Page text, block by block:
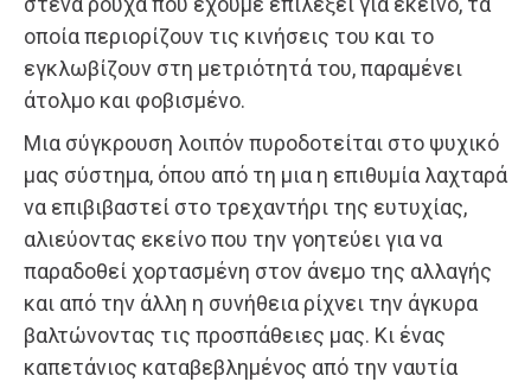
οποία περιορίζουν τις κινήσεις του και το
εγκλωβίζουν στη μετριότητά του, παραμένει
άτολμο και φοβισμένο.
Μια σύγκρουση λοιπόν πυροδοτείται στο ψυχικό
μας σύστημα, όπου από τη μια η επιθυμία λαχταρά
να επιβιβαστεί στο τρεχαντήρι της ευτυχίας,
αλιεύοντας εκείνο που την γοητεύει για να
παραδοθεί χορτασμένη στον άνεμο της αλλαγής
και από την άλλη η συνήθεια ρίχνει την άγκυρα
βαλτώνοντας τις προσπάθειες μας. Κι ένας
καπετάνιος καταβεβλημένος από την ναυτία